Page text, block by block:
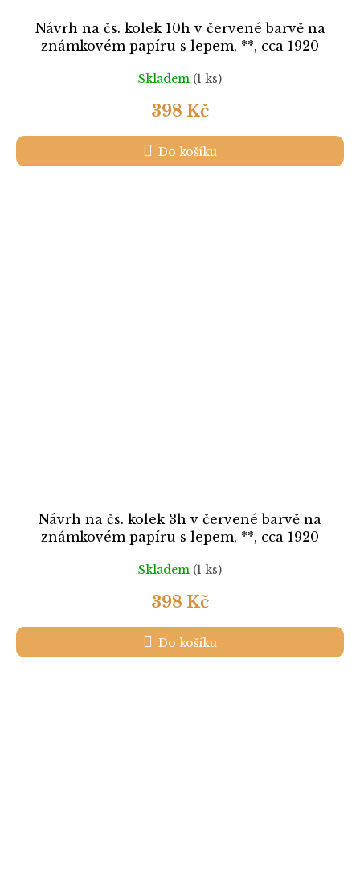
Návrh na čs. kolek 10h v červené barvě na
známkovém papíru s lepem, **, cca 1920
Skladem (1 ks)
398 Kč
Do košíku
Návrh na čs. kolek 3h v červené barvě na
známkovém papíru s lepem, **, cca 1920
Skladem (1 ks)
398 Kč
Do košíku